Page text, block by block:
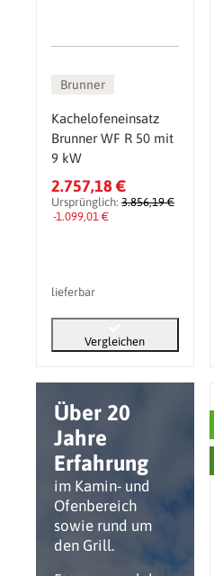
Über 20
Jahre
Erfahrung
im Kamin- und
Ofenbereich
sowie rund um
den Grill.
Brunner
Kachelofeneinsatz
Brunner WF R 50 mit
9 kW
2.757,18 €
Ursprünglich: 3.856,19 €
-1.099,01 €
lieferbar
Vergleichen